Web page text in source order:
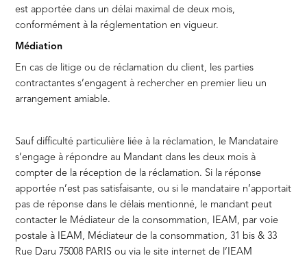
est apportée dans un délai maximal de deux mois,
conformément à la réglementation en vigueur.
Médiation
En cas de litige ou de réclamation du client, les parties
contractantes s’engagent à rechercher en premier lieu un
arrangement amiable.
Sauf difficulté particulière liée à la réclamation, le Mandataire
s’engage à répondre au Mandant dans les deux mois à
compter de la réception de la réclamation. Si la réponse
apportée n’est pas satisfaisante, ou si le mandataire n’apportait
pas de réponse dans le délais mentionné, le mandant peut
contacter le Médiateur de la consommation, IEAM, par voie
postale à IEAM, Médiateur de la consommation, 31 bis & 33
Rue Daru 75008 PARIS ou via le site internet de l’IEAM